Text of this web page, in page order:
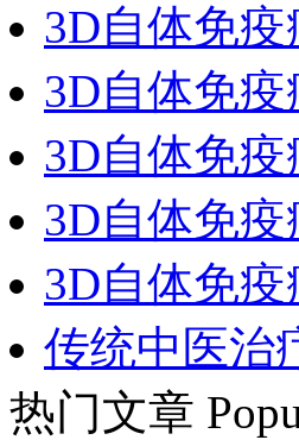
3D自体免
3D自体免
3D自体免
3D自体免疫
3D自体免
传统中医治
热门文章